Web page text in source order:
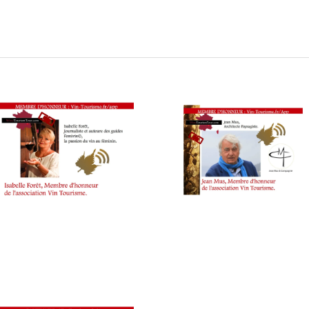
œnotouristique : interviews au salon Millésime Bio